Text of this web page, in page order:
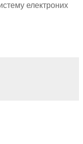
електроних